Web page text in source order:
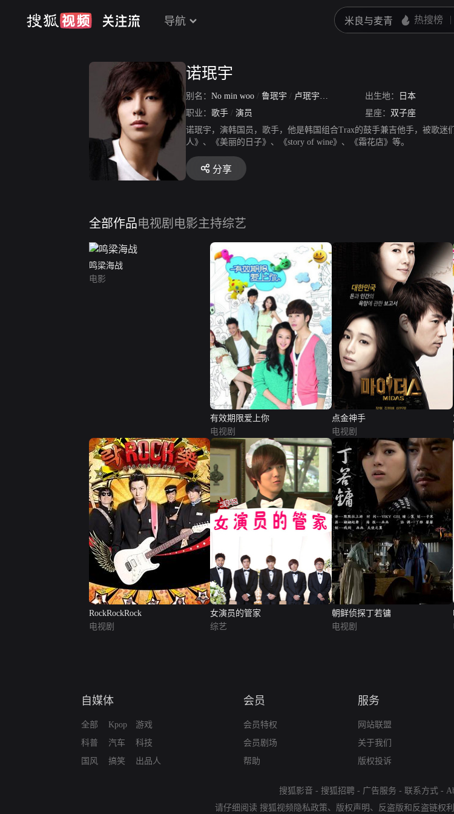
导航
诺珉宇
别名： No min woo / 鲁珉宇 / 卢珉宇 /卢民宇 卢民佑
出生地： 日本
职业： 歌手 / 演员 星座： 双子座
诺珉宇，演韩国员，歌手，他是韩国组合Trax的鼓手兼吉他手，被歌迷
人》、《美丽的日子》、《story of wine》、《霜花店》等。
分享
全部作品电视剧 电影主持综艺
鸣梁海战
电影
有效期限爱上你
电视剧
点金神手
电视剧
RockRockRock
电视剧
女演员的管家
综艺
朝鲜侦探丁若镛
电视剧
自媒体
全部
科普
国风
Kpop
汽车
搞笑
游戏
科技
出品人
会员
会员特权
会员剧场
帮助
服务
网站联盟
关于我们
版权投诉
搜狐影音 - 搜狐招聘 - 广告服务 - 联系方式 -
请仔细阅读 搜狐视频隐私政策、 版权声明 、 反盗版和反盗链权